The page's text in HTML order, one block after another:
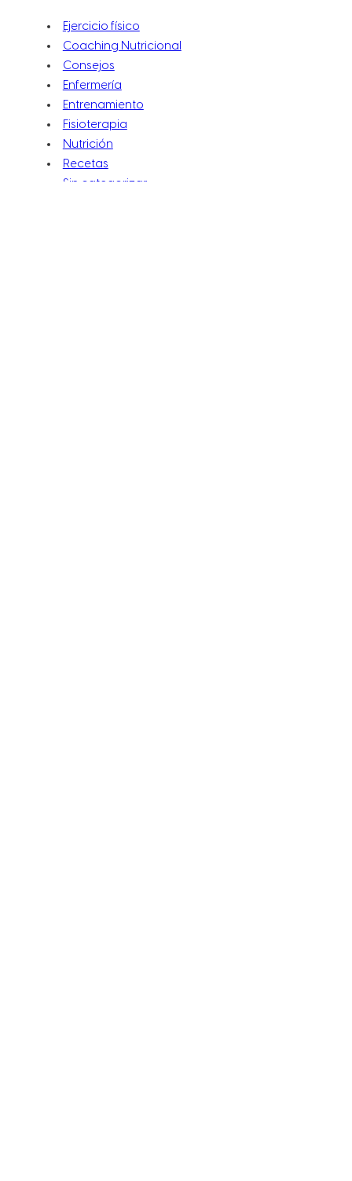
Ejercicio físico
Coaching Nutricional
Consejos
Enfermería
Entrenamiento
Fisioterapia
Nutrición
Recetas
Sin categorizar